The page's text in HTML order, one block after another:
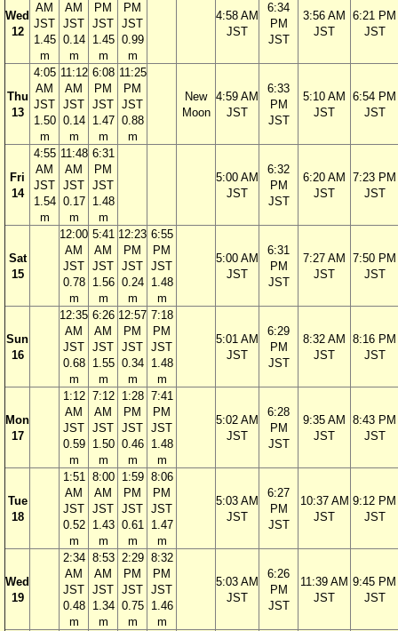
Wed
12
AM
JST
1.45
m
AM
JST
0.14
m
PM
JST
1.45
m
PM
JST
0.99
m
4:58 AM
JST
6:34
PM
JST
3:56 AM
JST
6:21 PM
JST
Thu
13
4:05
AM
JST
1.50
m
11:12
AM
JST
0.14
m
6:08
PM
JST
1.47
m
11:25
PM
JST
0.88
m
New
Moon
4:59 AM
JST
6:33
PM
JST
5:10 AM
JST
6:54 PM
JST
Fri
14
4:55
AM
JST
1.54
m
11:48
AM
JST
0.17
m
6:31
PM
JST
1.48
m
5:00 AM
JST
6:32
PM
JST
6:20 AM
JST
7:23 PM
JST
Sat
15
12:00
AM
JST
0.78
m
5:41
AM
JST
1.56
m
12:23
PM
JST
0.24
m
6:55
PM
JST
1.48
m
5:00 AM
JST
6:31
PM
JST
7:27 AM
JST
7:50 PM
JST
Sun
16
12:35
AM
JST
0.68
m
6:26
AM
JST
1.55
m
12:57
PM
JST
0.34
m
7:18
PM
JST
1.48
m
5:01 AM
JST
6:29
PM
JST
8:32 AM
JST
8:16 PM
JST
Mon
17
1:12
AM
JST
0.59
m
7:12
AM
JST
1.50
m
1:28
PM
JST
0.46
m
7:41
PM
JST
1.48
m
5:02 AM
JST
6:28
PM
JST
9:35 AM
JST
8:43 PM
JST
Tue
18
1:51
AM
JST
0.52
m
8:00
AM
JST
1.43
m
1:59
PM
JST
0.61
m
8:06
PM
JST
1.47
m
5:03 AM
JST
6:27
PM
JST
10:37 AM
JST
9:12 PM
JST
Wed
19
2:34
AM
JST
0.48
m
8:53
AM
JST
1.34
m
2:29
PM
JST
0.75
m
8:32
PM
JST
1.46
m
5:03 AM
JST
6:26
PM
JST
11:39 AM
JST
9:45 PM
JST